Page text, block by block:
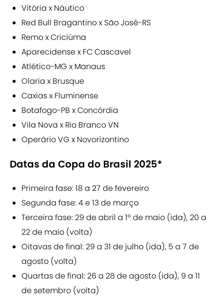
Vitória x Náutico
Red Bull Bragantino x São José-RS
Remo x Criciúma
Aparecidense x FC Cascavel
Atlético-MG x Manaus
Olaria x Brusque
Caxias x Fluminense
Botafogo-PB x Concórdia
Vila Nova x Rio Branco VN
Operário VG x Novorizontino
Datas da Copa do Brasil 2025*
Primeira fase: 18 a 27 de fevereiro
Segunda fase: 4 e 13 de março
Terceira fase: 29 de abril a 1º de maio (ida), 20 a
22 de maio (volta)
Oitavas de final: 29 a 31 de julho (ida), 5 a 7 de
agosto (volta)
Quartas de final: 26 a 28 de agosto (ida), 9 a 11
de setembro (volta)